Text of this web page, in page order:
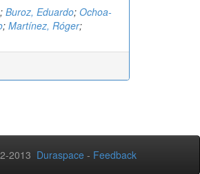
; Buroz, Eduardo; Ochoa-
; Martínez, Róger;
2013 Duraspace - Feedback